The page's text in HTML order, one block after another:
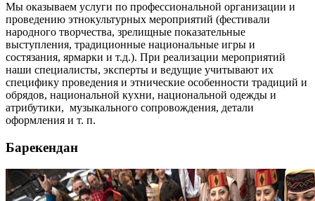
Мы оказываем услуги по профессиональной организации и
проведению этнокультурных мероприятий (фестивали
народного творчества, зрелищные показательные
выступления, традиционные национальные игры и
состязания, ярмарки и т.д.). При реализации мероприятий
наши специалисты, эксперты и ведущие учитывают их
специфику проведения и этнические особенности традиций и
обрядов, национальной кухни, национальной одежды и
атрибутики, музыкального сопровождения, детали
оформления и т. п.
Барекендан